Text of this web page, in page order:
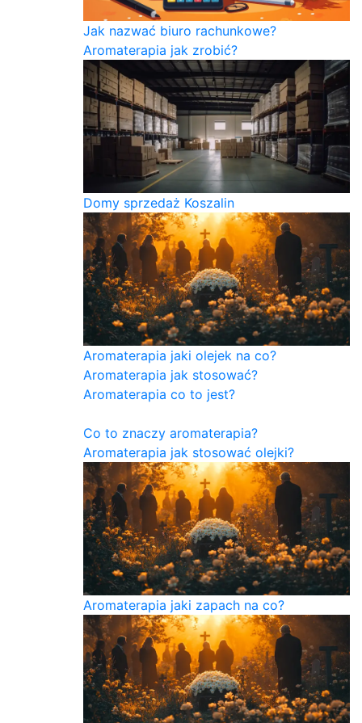
Jak nazwać biuro rachunkowe?
Aromaterapia jak zrobić?
Domy sprzedaż Koszalin
Aromaterapia jaki olejek na co?
Aromaterapia jak stosować?
Aromaterapia co to jest?
Co to znaczy aromaterapia?
Aromaterapia jak stosować olejki?
Aromaterapia jaki zapach na co?